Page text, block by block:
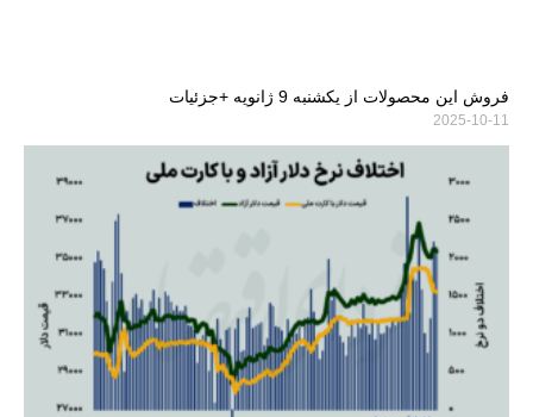
فروش این محصولات از یکشنبه 9 ژانویه +جزئیات
2025-10-11